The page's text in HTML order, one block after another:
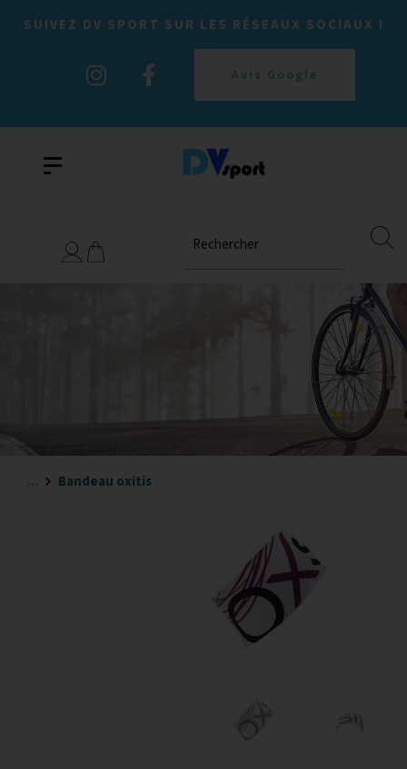
SUIVEZ DV SPORT SUR LES RÉSEAUX SOCIAUX !
Avis Google
Rechercher
... Bandeau oxitis